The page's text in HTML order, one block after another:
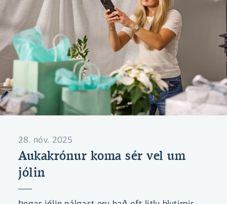
28. nóv. 2025
Aukakrónur koma sér vel um
jólin